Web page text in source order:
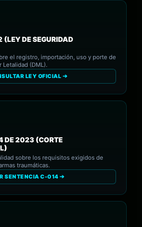
DE SEGURIDAD
el registro, importación, uso y porte de
Letalidad (DML).
LEY OFICIAL ➔
DE 2023 (CORTE
sobre los requisitos exigidos de
traumáticas.
SENTENCIA C-014 ➔